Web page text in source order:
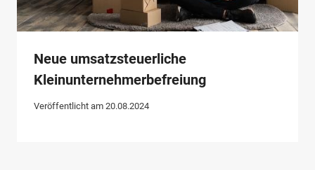
Neue umsatzsteuerliche
Kleinunternehmerbefreiung
Veröffentlicht am 20.08.2024